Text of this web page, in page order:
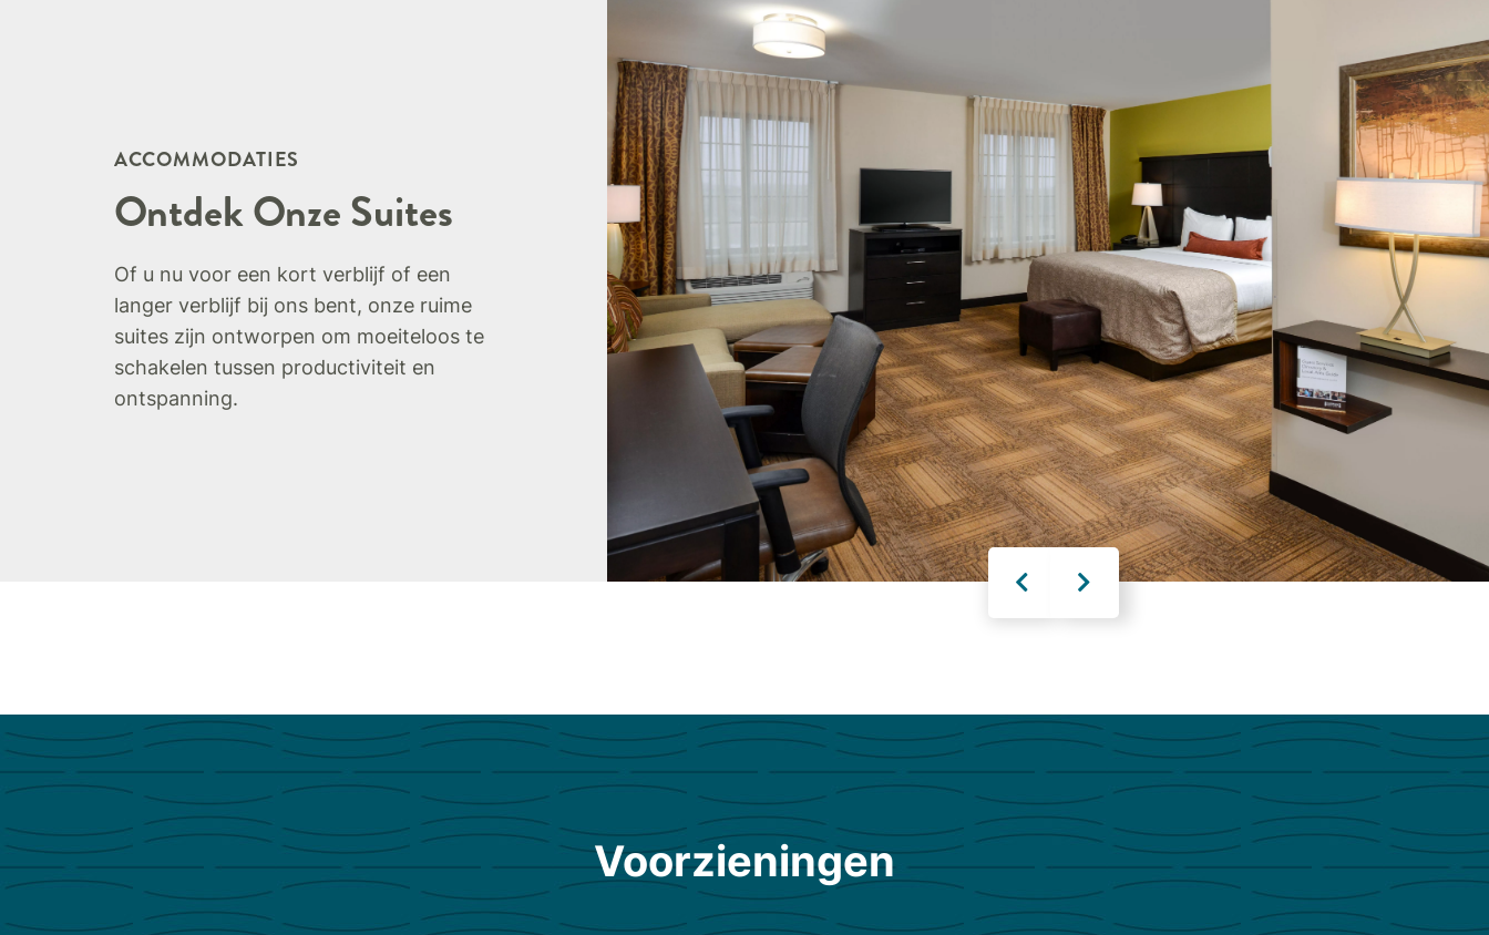
ACCOMMODATIES
Ontdek Onze Suites
Of u nu voor een kort verblijf of een
langer verblijf bij ons bent, onze ruime
suites zijn ontworpen om moeiteloos te
schakelen tussen productiviteit en
ontspanning.
Voorzieningen